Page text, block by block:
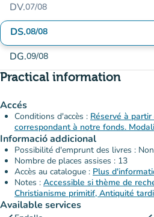
DV.07/08
DS.08/08
DG.09/08
Practical information
Accés
Conditions d'accès : Réservé à
Informació addicional
Possibilité d'emprunt des livres : Non
Nombre de places assises : 13
Accès au catalogue : Plus
Notes : Accessible si thème de
Christianisme primitif, Antiquité
Available services